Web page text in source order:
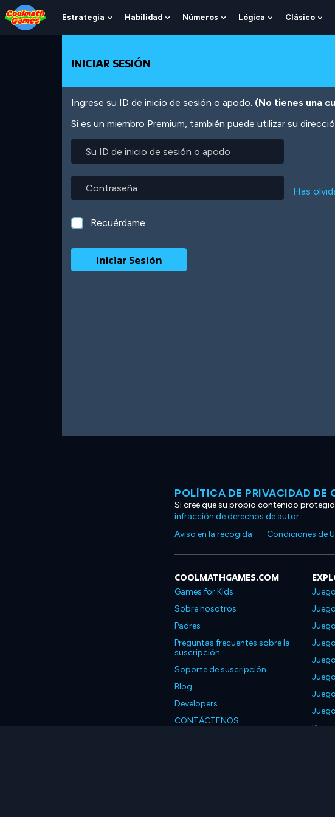
Skip
to
Top
Skip
to
Navigation
Skip
to
Main
Skip
to
Footer
Pasar
al
contenido
Estrategia
Show
Submenu
Estrategia
Habilidad
Show
Submenu
Números
Show
Submenu
Lógica
Show
Submenu
Clásico
INICIAR SESIÓN
Ingrese su ID de inicio de sesión o apodo. (No tienes una
Si es un miembro Premium, también puede utilizar su
inicio
sesión
o
apodo
Has
Recuérdame
POLÍTICA DE PRIVACIDAD DE
Si cree que su propio contenido
infracción de derechos de autor.
Aviso en la recogida
Condiciones de
COOLMATHGAMES.COM
Games for Kids
Sobre nosotros
Padres
Preguntas frecuentes sobre la
suscripción
Soporte de suscripción
Blog
Developers
CONTÁCTENOS